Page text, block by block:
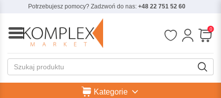
Potrzebujesz pomocy? Zadzwoń do nas: +48 22 751 52 60
0
Kategorie